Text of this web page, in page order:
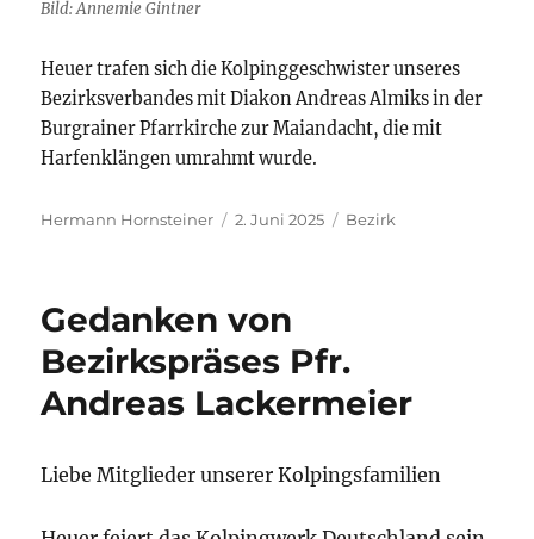
Bild: Annemie Gintner
Heuer trafen sich die Kolpinggeschwister unseres
Bezirksverbandes mit Diakon Andreas Almiks in der
Burgrainer Pfarrkirche zur Maiandacht, die mit
Harfenklängen umrahmt wurde.
Autor
Hermann Hornsteiner
Veröffentlicht
2. Juni 2025 Kategorien
Bezirk
Gedanken von
Bezirkspräses Pfr.
Andreas Lackermeier
Liebe Mitglieder unserer Kolpingsfamilien